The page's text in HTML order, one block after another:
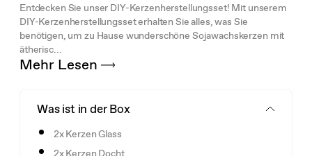
Entdecken Sie unser DIY-Kerzenherstellungsset! Mit unserem
DIY-Kerzenherstellungsset erhalten Sie alles, was Sie
benötigen, um zu Hause wunderschöne Sojawachskerzen mit
ätherisc...
Mehr Lesen
Was ist in der Box
2x Kerzen Glass
2x Kerzen Docht